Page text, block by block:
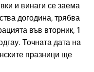
и винаги се заема
догодина, трябва
във вторник, 1
Точната дата на
празници ще